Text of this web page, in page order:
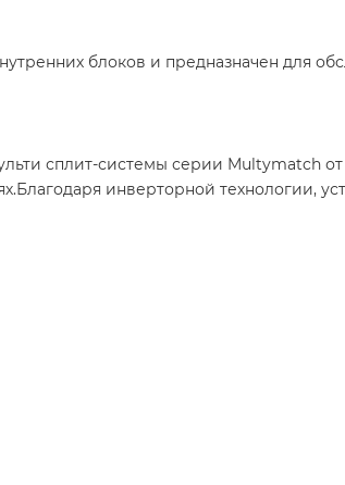
блоков и предназначен для
сплит-системы серии Multymatch
инверторной технологии,